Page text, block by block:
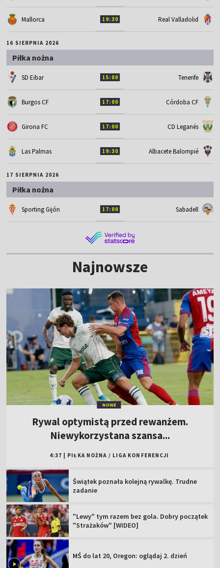
Mallorca 19:30 Real Valladolid
16 SIERPNIA 2026
Piłka nożna
SD Eibar 15:00 Tenerife
Burgos CF 17:00 Córdoba CF
Girona FC 17:00 CD Leganés
Las Palmas 19:30 Albacete Balompié
17 SIERPNIA 2026
Piłka nożna
Sporting Gijón 17:00 Sabadell
Najnowsze
NOWE
Rywal optymistą przed rewanżem.
Niewykorzystana szansa...
4:37 PIŁKA NOŻNA / LIGA KONFERENCJI
Świątek poznała kolejną rywalkę. Trudne
zadanie
"Lewy" tym razem bez gola. Dobry początek
"Strażaków" [WIDEO]
MŚ do lat 20, Oregon: oglądaj 2. dzień